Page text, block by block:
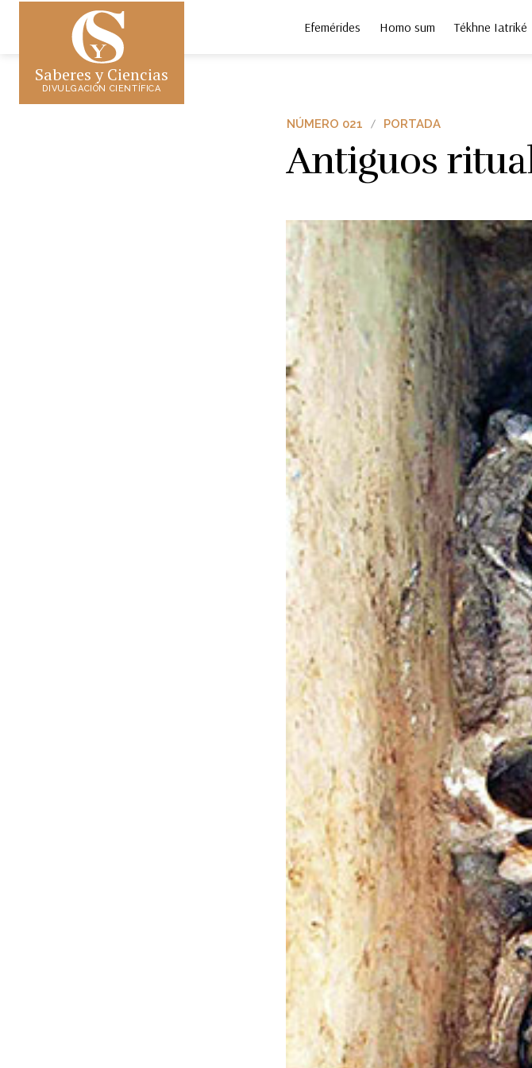
Saberes y Ciencias
DIVULGACIÓN CIENTÍFICA
Efemérides Homo sum Tékhne Iatriké
NÚMERO 021 PORTADA
Antiguos